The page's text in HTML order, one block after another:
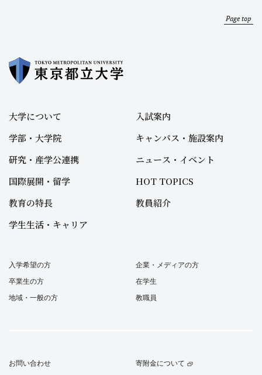
Page top
大学について
学部・大学院
研究・産学公連携
国際展開・留学
教育の特長
学生生活・キャリア
入試案内
キャンパス・施設案内
ニュース・イベント
HOT TOPICS
教員紹介
入学希望の方
卒業生の方
地域・一般の方
企業・メディアの方
在学生
教職員
お問い合わせ 寄附金について